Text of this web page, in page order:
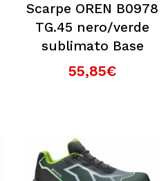
Scarpe OREN B0978
TG.45 nero/verde
sublimato Base
55,85€